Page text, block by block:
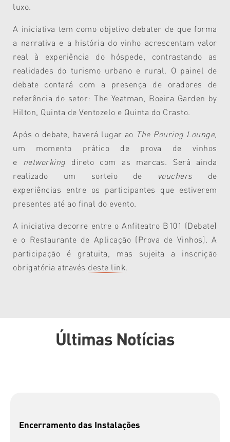
luxo.
A iniciativa tem como objetivo debater de que forma
a narrativa e a história do vinho acrescentam valor
real à experiência do hóspede, contrastando as
realidades do turismo urbano e rural. O painel de
debate contará com a presença de oradores de
referência do setor: The Yeatman, Boeira Garden by
Hilton, Quinta de Ventozelo e Quinta do Crasto.
Após o debate, haverá lugar ao The Pouring Lounge,
um momento prático de prova de vinhos
e
networking direto com as marcas. Será ainda
realizado um sorteio de vouchers de
experiências entre os participantes que estiverem
presentes até ao final do evento.
A iniciativa decorre entre o Anfiteatro B101 (Debate)
e o Restaurante de Aplicação (Prova de Vinhos). A
participação é gratuita, mas sujeita a inscrição
obrigatória através deste link.
Últimas Notícias
Encerramento das Instalações